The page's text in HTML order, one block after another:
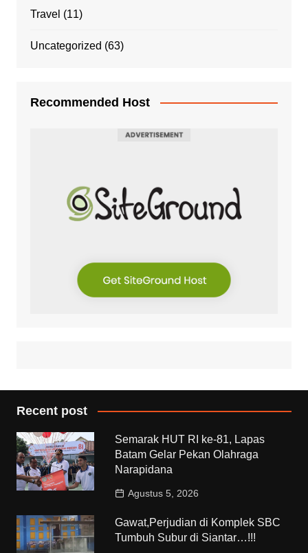
Travel (11)
Uncategorized (63)
Recommended Host
Recent post
Semarak HUT RI ke-81, Lapas
Batam Gelar Pekan Olahraga
Narapidana
Agustus 5, 2026
Gawat,Perjudian di Komplek SBC
Tumbuh Subur di Siantar…!!!